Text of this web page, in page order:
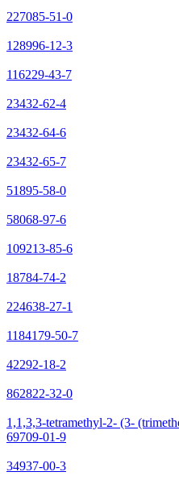
227085-51-0
128996-12-3
116229-43-7
23432-62-4
23432-64-6
23432-65-7
51895-58-0
58068-97-6
109213-85-6
18784-74-2
224638-27-1
1184179-50-7
42292-18-2
862822-32-0
1,1,3,3-tetramethyl-2- (3-
69709-01-9
34937-00-3